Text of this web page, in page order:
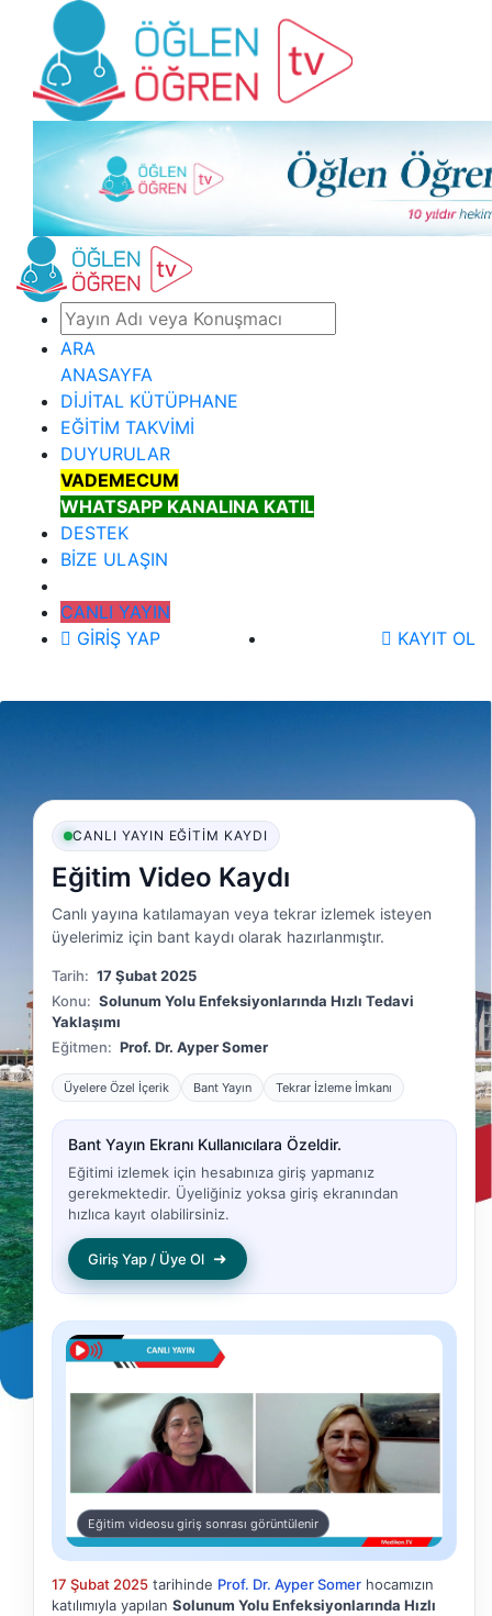
ARA
ANASAYFA
DİJİTAL KÜTÜPHANE
EĞİTİM TAKVİMİ
DUYURULAR
VADEMECUM
WHATSAPP KANALINA KATIL
DESTEK
BİZE ULAŞIN
CANLI YAYIN
GİRİŞ YAP
KAYIT OL
CANLI YAYIN EĞITIM KAYDI
Eğitim Video Kaydı
Canlı yayına katılamayan veya tekrar izlemek isteyen
üyelerimiz için bant kaydı olarak hazırlanmıştır.
Tarih: 17 Şubat 2025
Konu: Solunum Yolu Enfeksiyonlarında Hızlı Tedavi
Yaklaşımı
Eğitmen: Prof. Dr. Ayper Somer
Üyelere Özel İçerik Bant Yayın Tekrar İzleme İmkanı
Bant Yayın Ekranı Kullanıcılara Özeldir.
Eğitimi izlemek için hesabınıza giriş yapmanız
gerekmektedir. Üyeliğiniz yoksa giriş ekranından
hızlıca kayıt olabilirsiniz.
Giriş Yap / Üye Ol ➜
Eğitim videosu giriş sonrası görüntülenir
17 Şubat 2025 tarihinde Prof. Dr. Ayper Somer hocamızın
katılımıyla yapılan Solunum Yolu Enfeksiyonlarında Hızlı